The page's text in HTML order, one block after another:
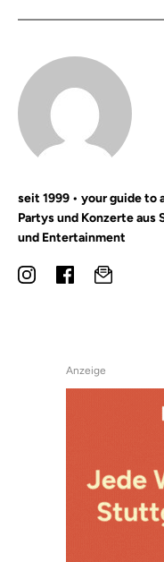
seit 1999 • your guide to
Partys und Konzerte aus
und Entertainment
Anzeige